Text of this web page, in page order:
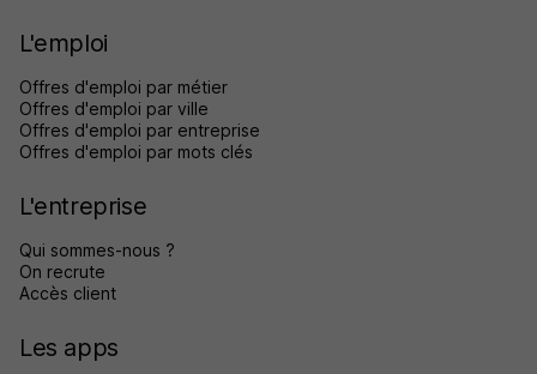
L'emploi
Offres d'emploi par métier
Offres d'emploi par ville
Offres d'emploi par entreprise
Offres d'emploi par mots clés
L'entreprise
Qui sommes-nous ?
On recrute
Accès client
Les apps